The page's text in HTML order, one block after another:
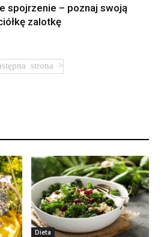
spojrzenie – poznaj swoją
zalotkę
Dieta